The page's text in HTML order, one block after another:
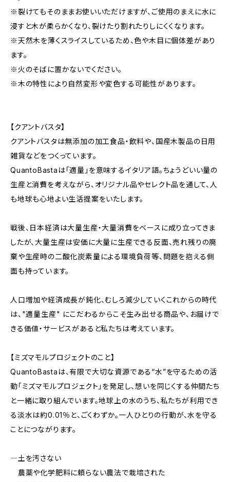
※裂けてもそのままお使いいただけますが、ご使用のまえに水に
浸すと木が柔らかくなり、裂けたり割れたりしにくくなります。
※天然木を薄くスライスしているため、色や木目に個体差があり
ます。
※火のそばに置かないでください。
※木の特性により自然変形や変色する可能性があります。
【クアントバスタ】
クアントバスタは無添加の加工食品・飲料や、国産木製品の日用
雑貨などをつくっています。
QuantoBastaは「適量」を意味するイタリア語。ちょうどいい量の
生産と消費を考えながら、オリジナル品やセレクト品を通して、人
も地球も心地よい生活提案をいたします。
戦後、日本経済は大量生産・大量消費をベースに成り立ってきま
したが、大量生産は安価に大量に生産できる反面、売れ残りの廃
棄や生産時の二酸化炭素量による環境負荷等、問題を抱える側
面も持っています。
人口増加や経済成長が鈍化、むしろ減少していくこれからの時代
は、"適量生産" にこだわるからこそ生み出せる商品や、お届けで
きる価値・サービスがあると私たちは考えています。
【ミズマモルプロジェクトのこと】
QuantoBastaは、有限で大切な資源である“水”を守るための活
動「ミズマモルプロジェクト」を発足し、想いを同じくする仲間たち
と一緒に取り組んでいます。地球上の水のうち、私たちが利用でき
る淡水は約0.01％と、ごくわずか。一人ひとりの行動が、水を守る
ことにつながります。
―土を汚さない
農薬や化学肥料に頼らない農法で栽培された